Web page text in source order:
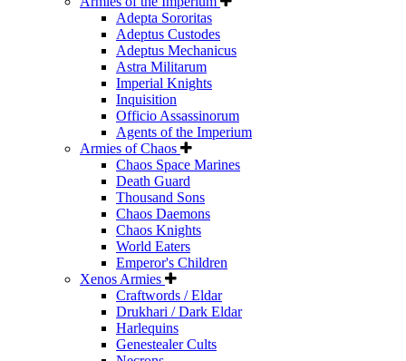
Adepta Sororitas
Adeptus Custodes
Adeptus Mechanicus
Astra Militarum
Imperial Knights
Inquisition
Officio Assassinorum
Agents of the Imperium
Armies of Chaos
Chaos Space Marines
Death Guard
Thousand Sons
Chaos Daemons
Chaos Knights
World Eaters
Emperor's Children
Xenos Armies
Craftwords / Eldar
Drukhari / Dark Eldar
Harlequins
Genestealer Cults